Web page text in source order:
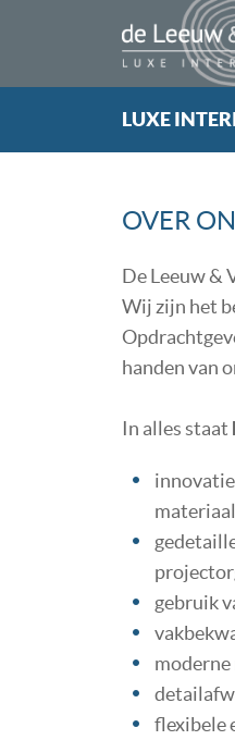
LUXE
OVER
De Leeuw &
Wij zijn het
handen van
In alles staat
gebruik
flexibele